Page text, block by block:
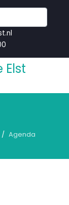
Agenda